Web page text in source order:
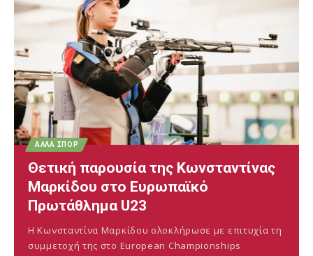
ΆΛΛΑ ΣΠΟΡ
Θετική παρουσία της Κωνσταντίνας
Μαρκίδου στο Ευρωπαϊκό
Πρωτάθλημα U23
Η Κωνσταντίνα Μαρκίδου ολοκλήρωσε με επιτυχία τη
συμμετοχή της στο European Championships